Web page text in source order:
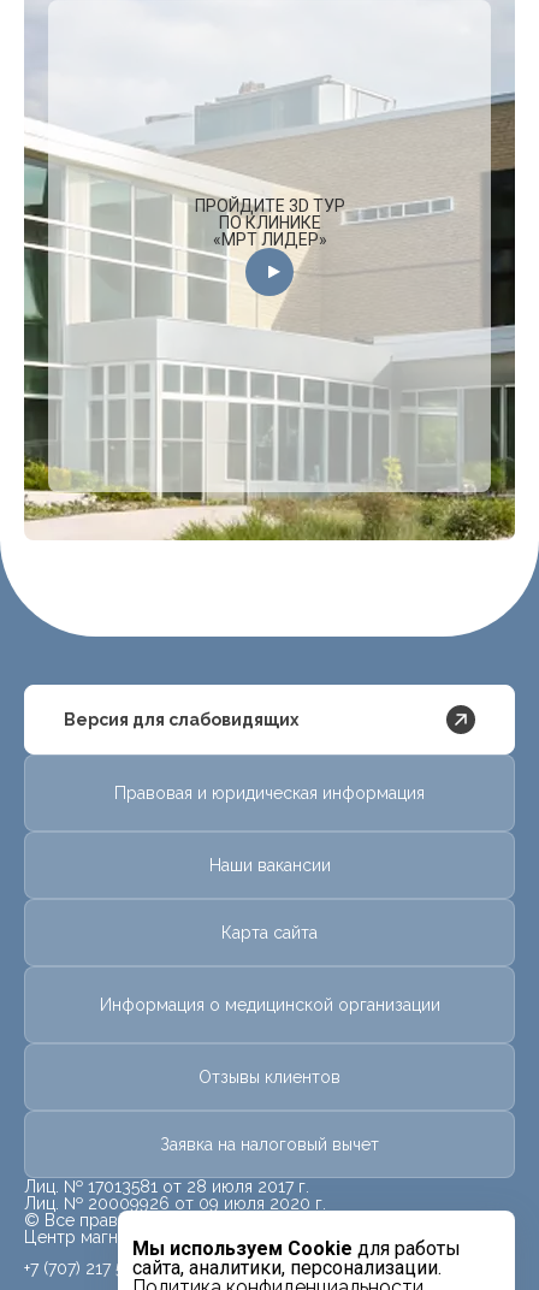
Мы используем Cookie для работы
сайта, аналитики, персонализации.
ПРОЙДИТЕ 3D ТУР
ПО КЛИНИКЕ
«МРТ ЛИДЕР»
Версия для слабовидящих
Правовая и юридическая информация
Наши вакансии
Карта сайта
Информация о медицинской организации
Отзывы клиентов
Заявка на налоговый вычет
Лиц. № 17013581 от 28 июля 2017 г.
Лиц. № 20009926 от 09 июля 2020 г.
© Все права защищены.
Центр магнитно-резонансной томографии «МРТ Лидер»
+7 (707) 217 5840